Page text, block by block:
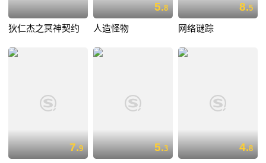
狄仁杰之冥神契约
5.8
人造怪物
8.5
网络谜踪
7.9 5.3 4.8